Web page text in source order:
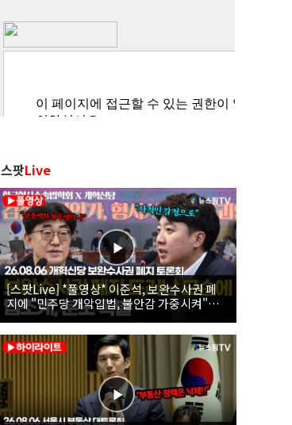
스팟Live
[스팟Live] *풀영상* 이준석, 보완수사권 폐
지에 "민주당 개악입법, 불안감 가중시켜"｜
26.08.06 개혁신당 보완수사권 폐지 토론회